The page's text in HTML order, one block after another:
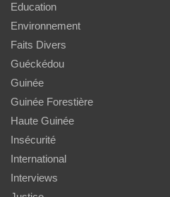
Education
Environnement
Faits Divers
Guéckédou
Guinée
Guinée Forestière
Haute Guinée
Insécurité
International
Interviews